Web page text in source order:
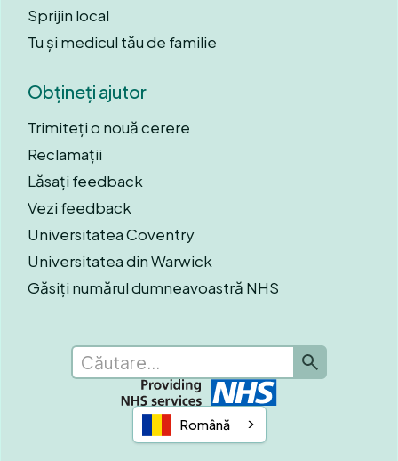
Sprijin local
Tu și medicul tău de familie
Obțineți ajutor
Trimiteți o nouă cerere
Reclamații
Lăsați feedback
Vezi feedback
Universitatea Coventry
Universitatea din Warwick
Găsiți numărul dumneavoastră NHS
Română